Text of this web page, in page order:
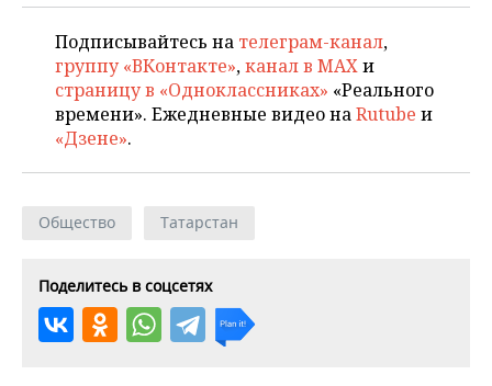
Подписывайтесь на телеграм-канал,
группу «ВКонтакте»,канал в MAXи
страницу в «Одноклассниках» «Реального
времени». Ежедневные видео наRutube и
«Дзене».
Общество Татарстан
Поделитесь в соцсетях